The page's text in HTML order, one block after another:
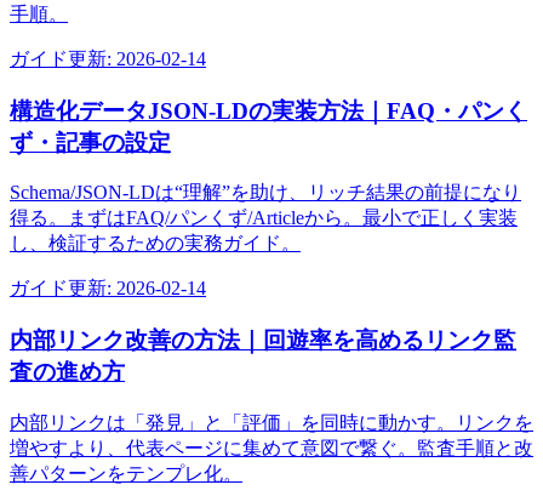
手順。
ガイド更新: 2026-02-14
構造化データJSON-LDの実装方法｜FAQ・パンく
ず・記事の設定
Schema/JSON-LDは“理解”を助け、リッチ結果の前提になり
得る。まずはFAQ/パンくず/Articleから。最小で正しく実装
し、検証するための実務ガイド。
ガイド更新: 2026-02-14
内部リンク改善の方法｜回遊率を高めるリンク監
査の進め方
内部リンクは「発見」と「評価」を同時に動かす。リンクを
増やすより、代表ページに集めて意図で繋ぐ。監査手順と改
善パターンをテンプレ化。